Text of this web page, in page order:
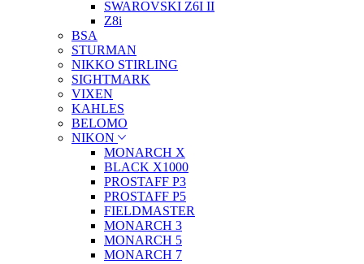
SWAROVSKI Z6I II
Z8i
BSA
STURMAN
NIKKO STIRLING
SIGHTMARK
VIXEN
KAHLES
BELOMO
NIKON
MONARCH X
BLACK X1000
PROSTAFF P3
PROSTAFF P5
FIELDMASTER
MONARCH 3
MONARCH 5
MONARCH 7